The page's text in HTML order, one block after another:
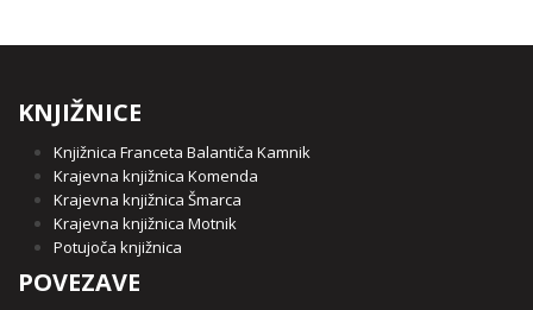
KNJIŽNICE
Knjižnica Franceta Balantiča Kamnik
Krajevna knjižnica Komenda
Krajevna knjižnica Šmarca
Krajevna knjižnica Motnik
Potujoča knjižnica
POVEZAVE